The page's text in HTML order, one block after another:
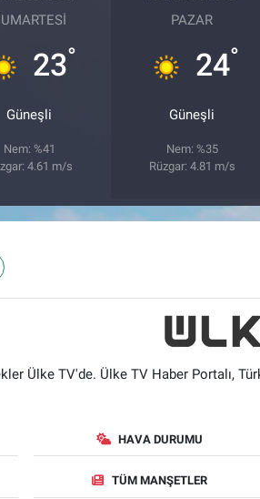
23°
Güneşli
Nem: %41
4.61 m/s
PAZAR
24°
Güneşli
Nem: %35
Rüzgar: 4.81 m/s
Ülke TV'de. Ülke TV Haber Portalı,
HAVA DURUMU
TÜM MANŞETLER